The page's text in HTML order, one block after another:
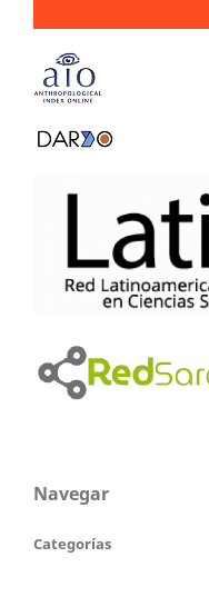
Navegar
Categorías